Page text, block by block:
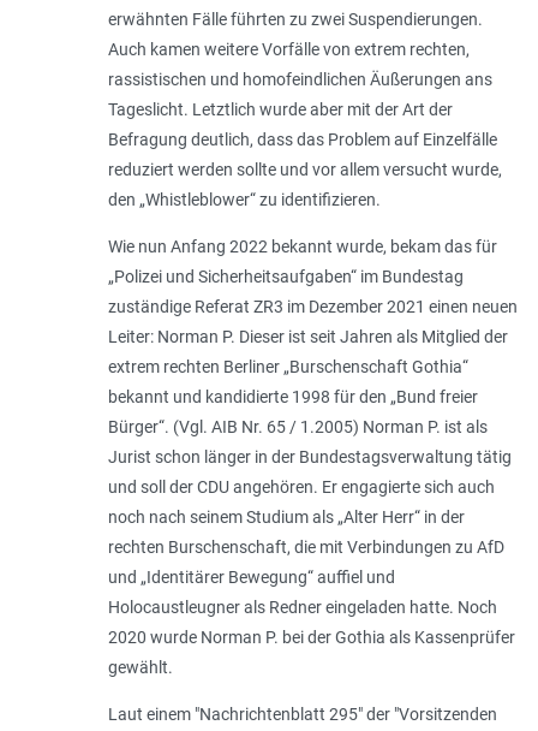
erwähnten Fälle führten zu zwei Suspendierungen.
Auch kamen weitere Vorfälle von extrem rechten,
rassistischen und homofeindlichen Äußerungen ans
Tageslicht. Letztlich wurde aber mit der Art der
Befragung deutlich, dass das Problem auf Einzelfälle
reduziert werden sollte und vor allem versucht wurde,
den „Whistleblower“ zu identifizieren.
Wie nun Anfang 2022 bekannt wurde, bekam das für
„Polizei und Sicherheitsaufgaben“ im Bundestag
zuständige Referat ZR3 im Dezember 2021 einen neuen
Leiter: Norman P. Dieser ist seit Jahren als Mitglied der
extrem rechten Berliner „Burschenschaft Gothia“
bekannt und kandidierte 1998 für den „Bund freier
Bürger“. (Vgl. AIB Nr. 65 / 1.2005) Norman P. ist als
Jurist schon länger in der Bundestagsverwaltung tätig
und soll der CDU angehören. Er engagierte sich auch
noch nach seinem Studium als „Alter Herr“ in der
rechten Burschenschaft, die mit Verbindungen zu AfD
und „Identitärer Bewegung“ auffiel und
Holocaustleugner als Redner eingeladen hatte. Noch
2020 wurde Norman P. bei der Gothia als Kassenprüfer
gewählt.
Laut einem "Nachrichtenblatt 295" der "Vorsitzenden